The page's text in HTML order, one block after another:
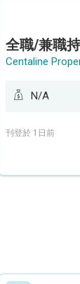
Centaline
N/A
刊登於 1日前